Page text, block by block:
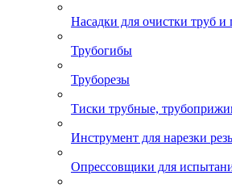
Насадки для очистки труб и
Трубогибы
Труборезы
Тиски трубные,
Инструмент для нарезки
Опрессовщики для